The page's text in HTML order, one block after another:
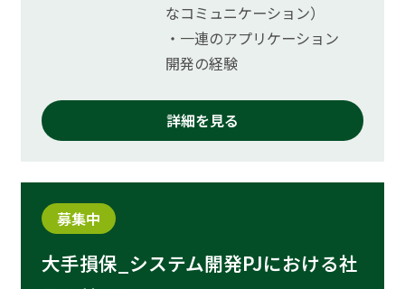
なコミュニケーション）
・一連のアプリケーション
開発の経験
詳細を見る
募集中
大手損保_システム開発PJにおける社